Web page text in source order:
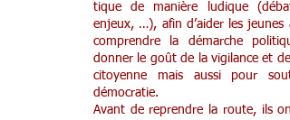
tique de manière ludique
enjeux, …), afin d’aider les jeunes
comprendre la démarche
donner le goût de la vigi­­­­­lance et de
citoyenne mais aussi pour
démo­­­­­cra­­­­­tie.
Avant de reprendre la route, ils